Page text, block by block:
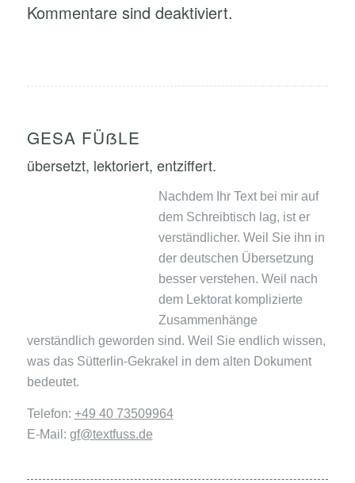
Kommentare sind deaktiviert.
GESA FÜẞLE
übersetzt, lektoriert, entziffert.
Nachdem Ihr Text bei mir auf
dem Schreibtisch lag, ist er
verständlicher. Weil Sie ihn in
der deutschen Übersetzung
besser verstehen. Weil nach
dem Lektorat komplizierte
Zusammenhänge
verständlich geworden sind. Weil Sie endlich wissen,
was das Sütterlin-Gekrakel in dem alten Dokument
bedeutet.
Telefon: +49 40 73509964
E-Mail: gf@textfuss.de